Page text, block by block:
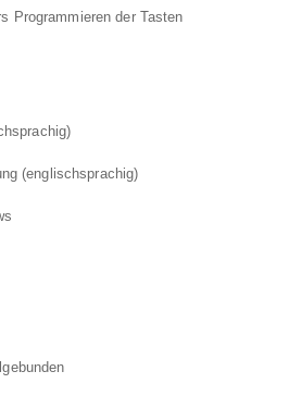
Programmieren der Tasten
(englischsprachig)